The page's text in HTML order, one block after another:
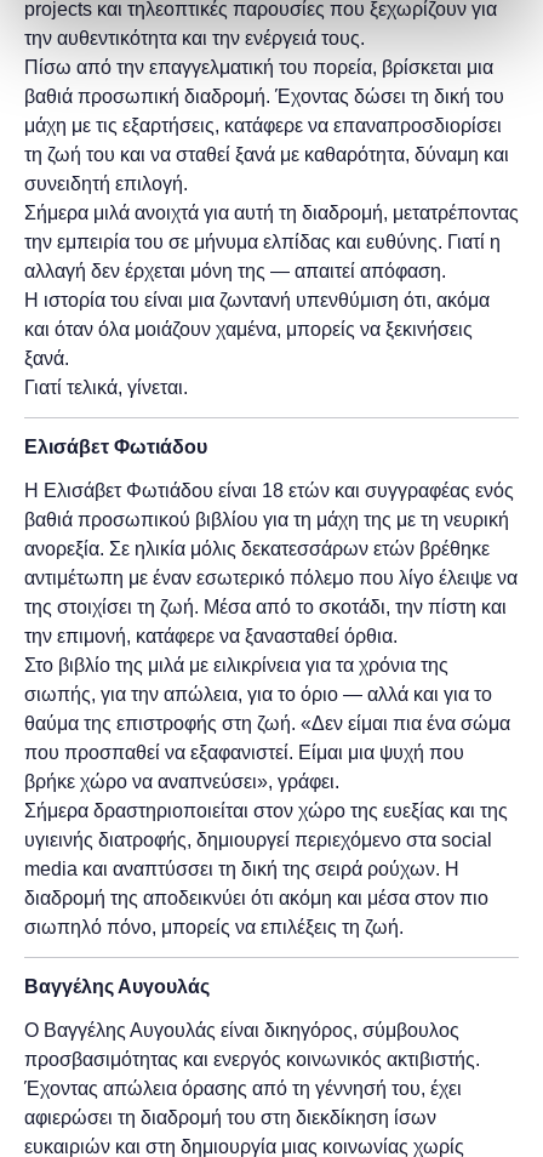
projects και τηλεοπτικές παρουσίες που ξεχωρίζουν για
την αυθεντικότητα και την ενέργειά τους.
Πίσω από την επαγγελματική του πορεία, βρίσκεται μια
βαθιά προσωπική διαδρομή. Έχοντας δώσει τη δική του
μάχη με τις εξαρτήσεις, κατάφερε να επαναπροσδιορίσει
τη ζωή του και να σταθεί ξανά με καθαρότητα, δύναμη και
συνειδητή επιλογή.
Σήμερα μιλά ανοιχτά για αυτή τη διαδρομή, μετατρέποντας
την εμπειρία του σε μήνυμα ελπίδας και ευθύνης. Γιατί η
αλλαγή δεν έρχεται μόνη της — απαιτεί απόφαση.
Η ιστορία του είναι μια ζωντανή υπενθύμιση ότι, ακόμα
και όταν όλα μοιάζουν χαμένα, μπορείς να ξεκινήσεις
ξανά.
Γιατί τελικά, γίνεται.
Ελισάβετ Φωτιάδου
Η Ελισάβετ Φωτιάδου είναι 18 ετών και συγγραφέας ενός
βαθιά προσωπικού βιβλίου για τη μάχη της με τη νευρική
ανορεξία. Σε ηλικία μόλις δεκατεσσάρων ετών βρέθηκε
αντιμέτωπη με έναν εσωτερικό πόλεμο που λίγο έλειψε να
της στοιχίσει τη ζωή. Μέσα από το σκοτάδι, την πίστη και
την επιμονή, κατάφερε να ξανασταθεί όρθια.
Στο βιβλίο της μιλά με ειλικρίνεια για τα χρόνια της
σιωπής, για την απώλεια, για το όριο — αλλά και για το
θαύμα της επιστροφής στη ζωή. «Δεν είμαι πια ένα σώμα
που προσπαθεί να εξαφανιστεί. Είμαι μια ψυχή που
βρήκε χώρο να αναπνεύσει», γράφει.
Σήμερα δραστηριοποιείται στον χώρο της ευεξίας και της
υγιεινής διατροφής, δημιουργεί περιεχόμενο στα social
media και αναπτύσσει τη δική της σειρά ρούχων. Η
διαδρομή της αποδεικνύει ότι ακόμη και μέσα στον πιο
σιωπηλό πόνο, μπορείς να επιλέξεις τη ζωή.
Βαγγέλης Αυγουλάς
Ο Βαγγέλης Αυγουλάς είναι δικηγόρος, σύμβουλος
προσβασιμότητας και ενεργός κοινωνικός ακτιβιστής.
Έχοντας απώλεια όρασης από τη γέννησή του, έχει
αφιερώσει τη διαδρομή του στη διεκδίκηση ίσων
ευκαιριών και στη δημιουργία μιας κοινωνίας χωρίς